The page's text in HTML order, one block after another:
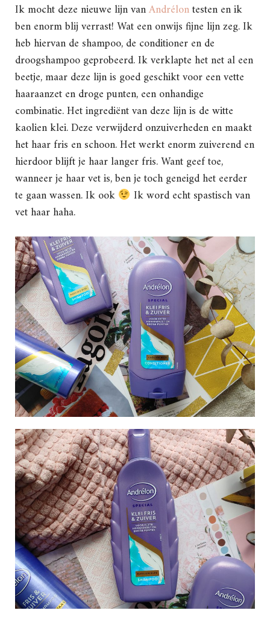
Ik mocht deze nieuwe lijn vanAndrélontesten en ik
ben enorm blij verrast! Wat een onwijs fijne lijn zeg. Ik
heb hiervan de shampoo, de conditioner en de
droogshampoo geprobeerd. Ik verklapte het net al een
beetje, maar deze lijn is goed geschikt voor een vette
haaraanzet en droge punten, een onhandige
combinatie. Het ingrediënt van deze lijn is de witte
kaolien klei. Deze verwijderd onzuiverheden en maakt
het haar fris en schoon. Het werkt enorm zuiverend en
hierdoor blijft je haar langer fris. Want geef toe,
wanneer je haar vet is, ben je toch geneigd het eerder
te gaan wassen. Ik ook
Ik word echt spastisch van
vet haar haha.